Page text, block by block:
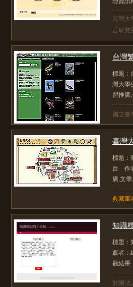
元智大
言研究
台灣
標題
灣大學
習推廣
國立臺
臺灣
標題：
台 作
廣,文
典藏庫
知識
標題
獻者
勘結果
財團法